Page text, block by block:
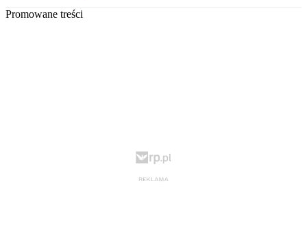
Promowane treści